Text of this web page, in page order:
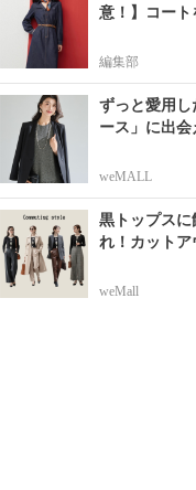
意！】コート
編集部
ずっと愛用
ース」に出会
weMALL
黒トップスに
れ！カットア
weMall